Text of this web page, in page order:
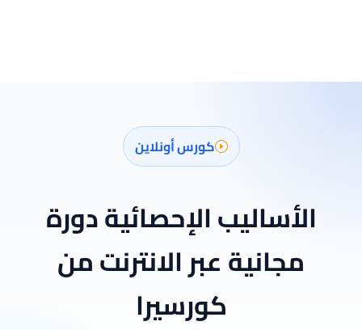
كورس أونلاين
الأساليب الإحصائية دورة
مجانية عبر الانترنت من
كورسيرا